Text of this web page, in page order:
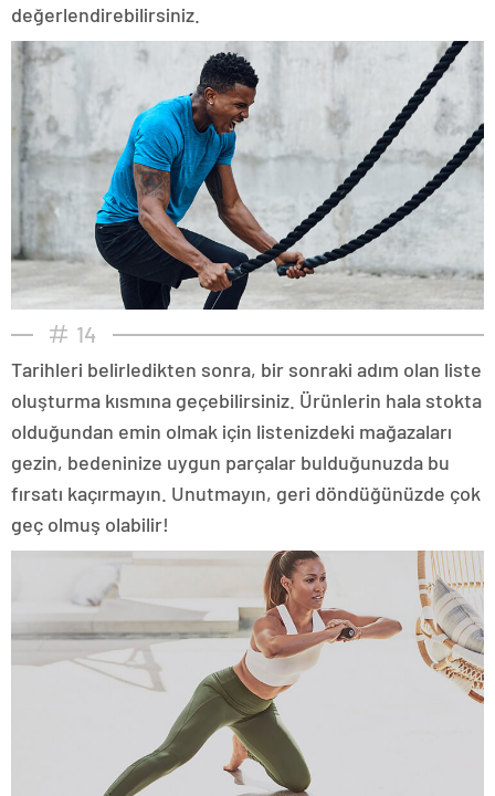
değerlendirebilirsiniz.
14
Tarihleri belirledikten sonra, bir sonraki adım olan liste
oluşturma kısmına geçebilirsiniz. Ürünlerin hala stokta
olduğundan emin olmak için listenizdeki mağazaları
gezin, bedeninize uygun parçalar bulduğunuzda bu
fırsatı kaçırmayın. Unutmayın, geri döndüğünüzde çok
geç olmuş olabilir!